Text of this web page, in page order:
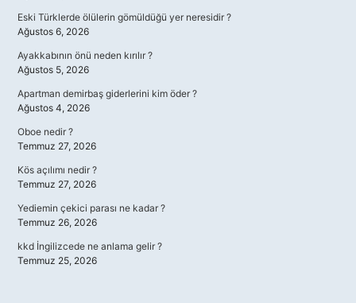
Eski Türklerde ölülerin gömüldüğü yer neresidir ?
Ağustos 6, 2026
Ayakkabının önü neden kırılır ?
Ağustos 5, 2026
Apartman demirbaş giderlerini kim öder ?
Ağustos 4, 2026
Oboe nedir ?
Temmuz 27, 2026
Kös açılımı nedir ?
Temmuz 27, 2026
Yediemin çekici parası ne kadar ?
Temmuz 26, 2026
kkd İngilizcede ne anlama gelir ?
Temmuz 25, 2026